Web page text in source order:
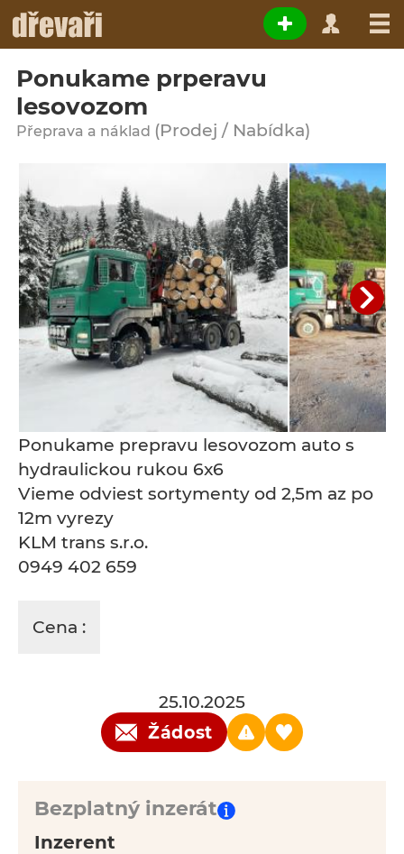
Ponukame prperavu
lesovozom
Přeprava a náklad (Prodej / Nabídka)
Ponukame prepravu lesovozom auto s
hydraulickou rukou 6x6
Vieme odviest sortymenty od 2,5m az po
12m vyrezy
KLM trans s.r.o.
0949 402 659
Cena :
25.10.2025
Žádost
Bezplatný inzerát
Inzerent